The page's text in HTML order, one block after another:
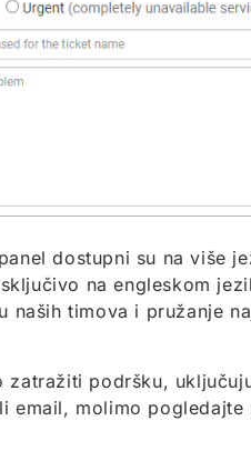
dostupni su na više
na engleskom
naših timova i pružanje
podršku,
email, molimo